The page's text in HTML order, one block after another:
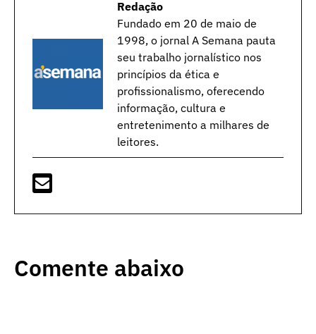
Redação
Fundado em 20 de maio de
1998, o jornal A Semana pauta
seu trabalho jornalístico nos
princípios da ética e
profissionalismo, oferecendo
informação, cultura e
entretenimento a milhares de
leitores.
Comente abaixo